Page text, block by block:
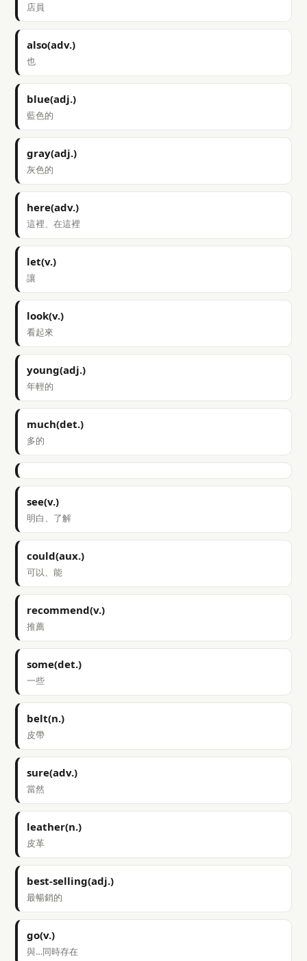
店員
also(adv.)
也
blue(adj.)
藍色的
gray(adj.)
灰色的
here(adv.)
這裡、在這裡
let(v.)
讓
look(v.)
看起來
young(adj.)
年輕的
much(det.)
多的
see(v.)
明白、了解
could(aux.)
可以、能
recommend(v.)
推薦
some(det.)
一些
belt(n.)
皮帶
sure(adv.)
當然
leather(n.)
皮革
best-selling(adj.)
最暢銷的
go(v.)
與…同時存在